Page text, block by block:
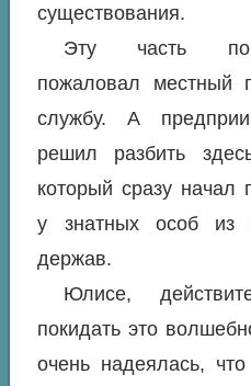
существования.
Эту часть
пожаловал местный
службу. А
решил разбить
который сразу начал
у знатных особ из
держав.
Юлисе,
покидать это
очень надеялась,